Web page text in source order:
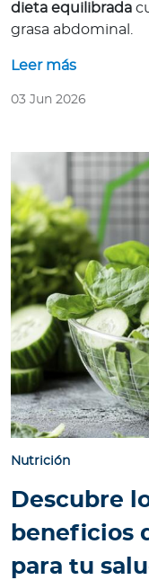
dieta equilibrada
grasa abdominal.
Leer más
03 Jun 2026
Nutrición
Descubre
beneficios
para tu